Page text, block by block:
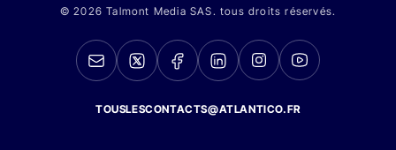
© 2026 Talmont Media SAS. tous droits réservés.
TOUSLESCONTACTS@ATLANTICO.FR